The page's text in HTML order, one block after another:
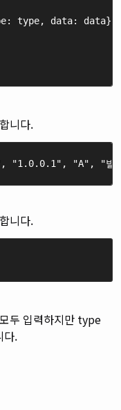
type, data:
니다.
"1.0.0.1", "A", "발
니다.
두 입력하지만 type
다.